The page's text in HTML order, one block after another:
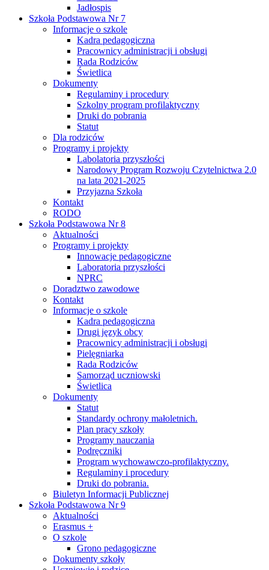
Jadłospis
Szkoła Podstawowa Nr 7
Informacje o szkole
Kadra pedagogiczna
Pracownicy administracji i obsługi
Rada Rodziców
Świetlica
Dokumenty
Regulaminy i procedury
Szkolny program profilaktyczny
Druki do pobrania
Statut
Dla rodziców
Programy i projekty
Labolatoria przyszłości
Narodowy Program Rozwoju Czytelnictwa 2.0
na lata 2021-2025
Przyjazna Szkoła
Kontakt
RODO
Szkoła Podstawowa Nr 8
Aktualności
Programy i projekty
Innowacje pedagogiczne
Laboratoria przyszłości
NPRC
Doradztwo zawodowe
Kontakt
Informacje o szkole
Kadra pedagogiczna
Drugi język obcy
Pracownicy administracji i obsługi
Pielęgniarka
Rada Rodziców
Samorząd uczniowski
Świetlica
Dokumenty
Statut
Standardy ochrony małoletnich.
Plan pracy szkoły
Programy nauczania
Podręczniki
Program wychowawczo-profilaktyczny.
Regulaminy i procedury
Druki do pobrania.
Biuletyn Informacji Publicznej
Szkoła Podstawowa Nr 9
Aktualności
Erasmus +
O szkole
Grono pedagogiczne
Dokumenty szkoły